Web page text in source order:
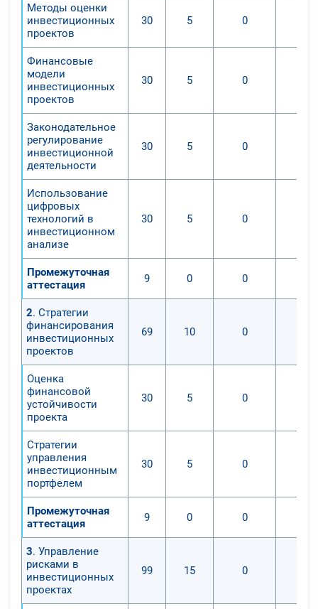
Методы оценки
инвестиционных
проектов
30 5 0
Финансовые
модели
инвестиционных
проектов
30 5 0
Законодательное
регулирование
инвестиционной
деятельности
30 5 0
Использование
цифровых
технологий в
инвестиционном
анализе
30 5 0
Промежуточная
аттестация
9 0 0
2. Стратегии
финансирования
инвестиционных
проектов
69 10 0
Оценка
финансовой
устойчивости
проекта
30 5 0
Стратегии
управления
инвестиционным
портфелем
30 5 0
Промежуточная
аттестация
9 0 0
3. Управление
рисками в
инвестиционных
проектах
99 15 0